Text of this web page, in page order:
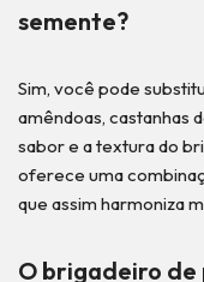
semente?
Sim, você pode
amêndoas, castanhas
sabor e a textura do
oferece uma
que assim harmoniza
O brigadeiro de